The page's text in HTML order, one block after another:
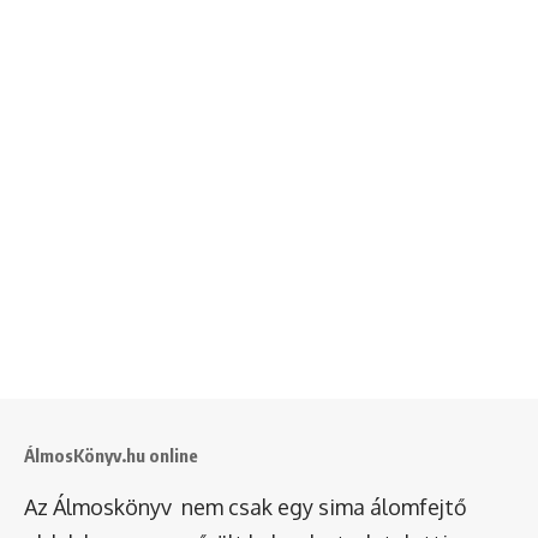
ÁlmosKönyv.hu online
Az Álmoskönyv nem csak egy sima álomfejtő